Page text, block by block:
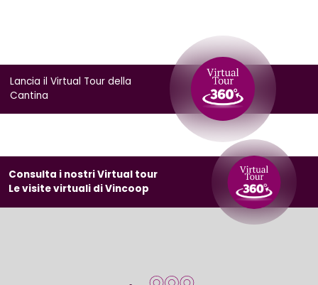
Lancia il Virtual Tour della
Cantina
Consulta i nostri Virtual tour
Le visite virtuali di Vincoop